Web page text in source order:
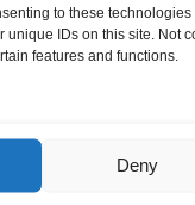
to these
unique IDs on this site. Not
features and functions.
Deny